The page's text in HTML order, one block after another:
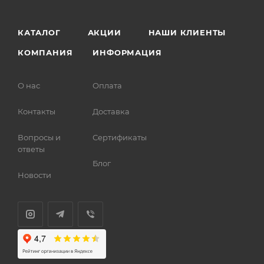
КАТАЛОГ АКЦИИ НАШИ КЛИЕНТЫ
КОМПАНИЯ
О нас
Контакты
Вопросы и
ответы
Новости
ИНФОРМАЦИЯ
Оплата
Доставка
Сертификаты
Блог